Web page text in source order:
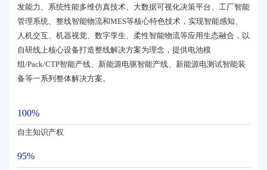
发能力、系统性能多维仿真技术、大数据可视化决策平台、工厂智能
管理系统、整线智能物流和MES等核心特色技术，实现智能感知、
人机交互、机器视觉、数字孪生、柔性智能物流等应用生态融合，以
自研线上核心设备打造整线解决方案为理念，提供电池模
组/Pack/CTP智能产线、新能源电驱智能产线、新能源电测试智能装
备等一系列整体解决方案。
100%
自主知识产权
95%